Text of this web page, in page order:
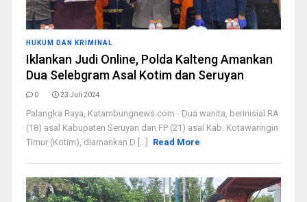
HUKUM DAN KRIMINAL
Iklankan Judi Online, Polda Kalteng Amankan
Dua Selebgram Asal Kotim dan Seruyan
0 23 Juli 2024
Palangka Raya, Katambungnews.com - Dua wanita, berinisial RA
(18) asal Kabupaten Seruyan dan FP (21) asal Kab. Kotawaringin
Timur (Kotim), diamankan D [...]
Read More